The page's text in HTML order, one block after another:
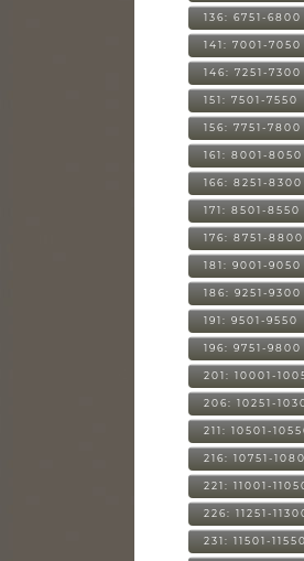
136: 6751-6800
141: 7001-7050
146: 7251-7300
151: 7501-7550
156: 7751-7800
161: 8001-8050
166: 8251-8300
171: 8501-8550
176: 8751-8800
181: 9001-9050
186: 9251-9300
191: 9501-9550
196: 9751-9800
201: 10001-
206: 10251-
211: 10501-
216: 10751-
221: 11001-
226: 11251-
231: 11501-11550